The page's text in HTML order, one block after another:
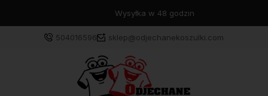
Wysyłka w 48 godzin
504016596 sklep@odjechanekoszulki.com